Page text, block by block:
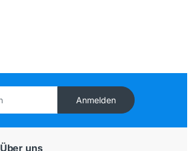
Anmelden
Über uns